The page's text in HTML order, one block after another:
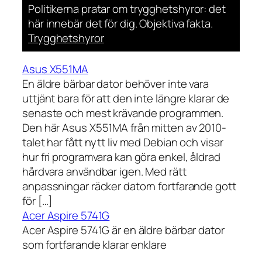
Politikerna pratar om trygghetshyror: det
här innebär det för dig. Objektiva fakta.
Trygghetshyror
Asus X551MA
En äldre bärbar dator behöver inte vara
uttjänt bara för att den inte längre klarar de
senaste och mest krävande programmen.
Den här Asus X551MA från mitten av 2010-
talet har fått nytt liv med Debian och visar
hur fri programvara kan göra enkel, åldrad
hårdvara användbar igen. Med rätt
anpassningar räcker datorn fortfarande gott
för […]
Acer Aspire 5741G
Acer Aspire 5741G är en äldre bärbar dator
som fortfarande klarar enklare